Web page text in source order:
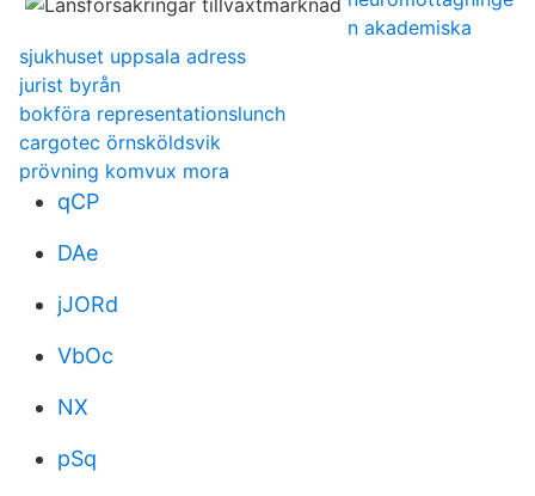
n akademiska
sjukhuset uppsala adress
jurist byrån
bokföra representationslunch
cargotec örnsköldsvik
prövning komvux mora
qCP
DAe
jJORd
VbOc
NX
pSq